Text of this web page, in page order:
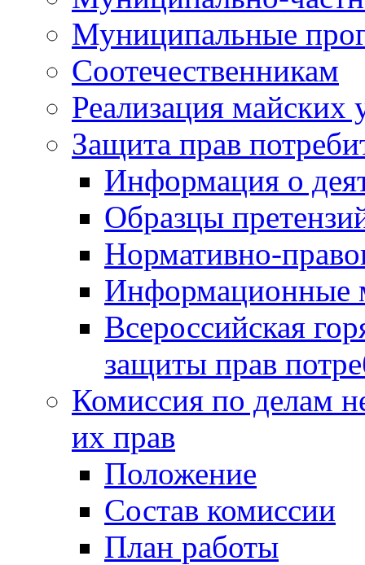
Муниципальные
Соотечественникам
Реализация майских
Защита прав
Информация о
Образцы
Нормативно-
Информационные
Всероссийская
защиты прав
Комиссия по делам
их прав
Положение
Состав комиссии
План работы